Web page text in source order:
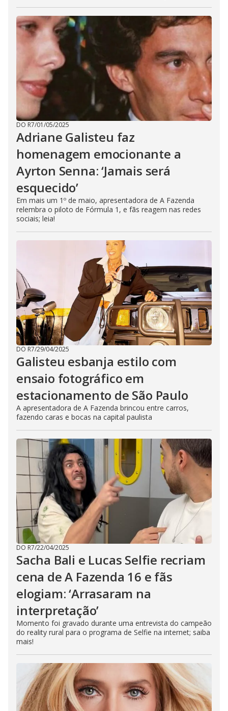
DO R7/01/05/2025
Adriane Galisteu faz
homenagem emocionante a
Ayrton Senna: ‘Jamais será
esquecido’
Em mais um 1º de maio, apresentadora de A Fazenda
relembra o piloto de Fórmula 1, e fãs reagem nas redes
sociais; leia!
DO R7/29/04/2025
Galisteu esbanja estilo com
ensaio fotográfico em
estacionamento de São Paulo
A apresentadora de A Fazenda brincou entre carros,
fazendo caras e bocas na capital paulista
DO R7/22/04/2025
Sacha Bali e Lucas Selfie recriam
cena de A Fazenda 16 e fãs
elogiam: ‘Arrasaram na
interpretação’
Momento foi gravado durante uma entrevista do campeão
do reality rural para o programa de Selfie na internet; saiba
mais!